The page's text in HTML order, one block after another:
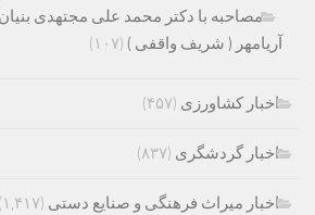
مصاحبه با دکتر محمد علی مجتهدی
آریامهر ( شریف واقفی ) (۱۰۷)
اخبار کشاورزی (۴۵۷)
اخبار گردشگری (۸۳۷)
اخبار میراث فرهنگی و صنایع دستی (۱,۴۱۷)